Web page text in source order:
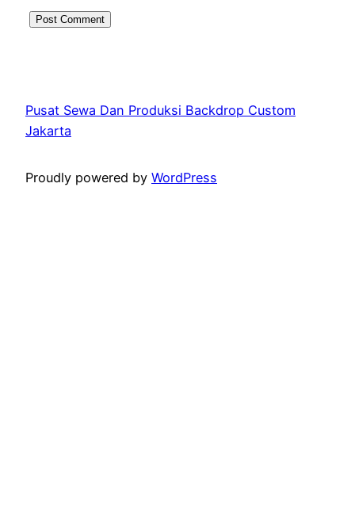
Pusat Sewa Dan Produksi Backdrop Custom
Jakarta
Proudly powered by WordPress